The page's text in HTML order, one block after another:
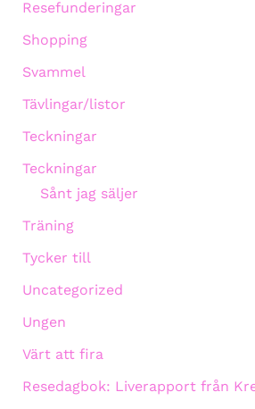
Resefunderingar
Shopping
Svammel
Tävlingar/listor
Teckningar
Teckningar
Sånt jag säljer
Träning
Tycker till
Uncategorized
Ungen
Värt att fira
Resedagbok: Liverapport från